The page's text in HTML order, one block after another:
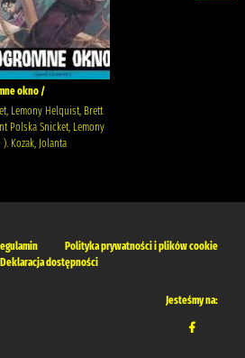
okno /
Lemony Helquist, Brett
Polska Snicket, Lemony
). Kozak, Jolanta
Polityka prywatności i plików cookie
Deklaracja dostępności
Jesteśmy na: